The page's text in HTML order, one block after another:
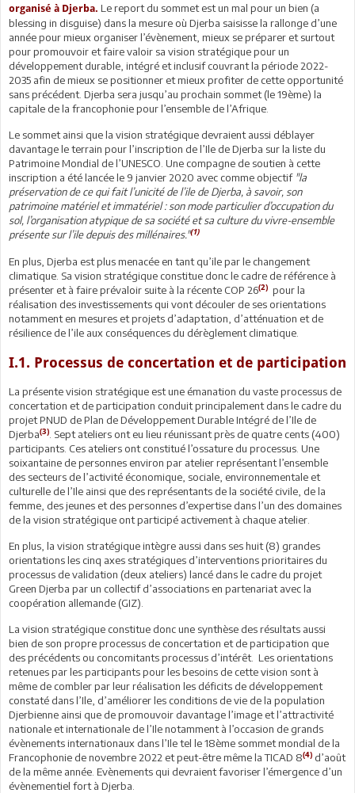
organisé à Djerba. Le report du sommet est un mal pour un bien (a
blessing in disguise) dans la mesure où Djerba saisisse la rallonge d’une
année pour mieux organiser l’évènement, mieux se préparer et surtout
pour promouvoir et faire valoir sa vision stratégique pour un
développement durable, intégré et inclusif couvrant la période 2022-
2035 afin de mieux se positionner et mieux profiter de cette opportunité
sans précédent. Djerba sera jusqu’au prochain sommet (le 19ème) la
capitale de la francophonie pour l’ensemble de l’Afrique.
Le sommet ainsi que la vision stratégique devraient aussi déblayer
davantage le terrain pour l’inscription de l’Ile de Djerba sur la liste du
Patrimoine Mondial de l’UNESCO. Une compagne de soutien à cette
inscription a été lancée le 9 janvier 2020 avec comme objectif "la
préservation de ce qui fait l’unicité de l’ile de Djerba, à savoir, son
patrimoine matériel et immatériel : son mode particulier d’occupation du
sol, l’organisation atypique de sa société et sa culture du vivre-ensemble
présente sur l’ile depuis des millénaires."(1)
En plus, Djerba est plus menacée en tant qu’ile par le changement
climatique. Sa vision stratégique constitue donc le cadre de référence à
présenter et à faire prévaloir suite à la récente COP 26(2) pour la
réalisation des investissements qui vont découler de ses orientations
notamment en mesures et projets d’adaptation, d’atténuation et de
résilience de l’ile aux conséquences du dérèglement climatique.
I.1. Processus de concertation et de participation
La présente vision stratégique est une émanation du vaste processus de
concertation et de participation conduit principalement dans le cadre du
projet PNUD de Plan de Développement Durable Intégré de l’Ile de
Djerba(3)
. Sept ateliers ont eu lieu réunissant près de quatre cents (400)
participants. Ces ateliers ont constitué l’ossature du processus. Une
soixantaine de personnes environ par atelier représentant l’ensemble
des secteurs de l’activité économique, sociale, environnementale et
culturelle de l’Ile ainsi que des représentants de la société civile, de la
femme, des jeunes et des personnes d’expertise dans l’un des domaines
de la vision stratégique ont participé activement à chaque atelier.
En plus, la vision stratégique intègre aussi dans ses huit (8) grandes
orientations les cinq axes stratégiques d’interventions prioritaires du
processus de validation (deux ateliers) lancé dans le cadre du projet
Green Djerba par un collectif d’associations en partenariat avec la
coopération allemande (GIZ).
La vision stratégique constitue donc une synthèse des résultats aussi
bien de son propre processus de concertation et de participation que
des précédents ou concomitants processus d’intérêt. Les orientations
retenues par les participants pour les besoins de cette vision sont à
même de combler par leur réalisation les déficits de développement
constaté dans l’Ile, d’améliorer les conditions de vie de la population
Djerbienne ainsi que de promouvoir davantage l’image et l’attractivité
nationale et internationale de l’Ile notamment à l’occasion de grands
évènements internationaux dans l’Ile tel le 18ème sommet mondial de la
Francophonie de novembre 2022 et peut-être même la TICAD 8(4) d’août
de la même année. Evènements qui devraient favoriser l’émergence d’un
évènementiel fort à Djerba.